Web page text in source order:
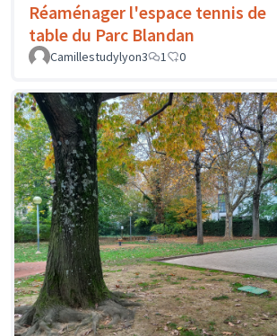
Réaménager l'espace tennis de
table du Parc Blandan
Camillestudylyon3
1 0